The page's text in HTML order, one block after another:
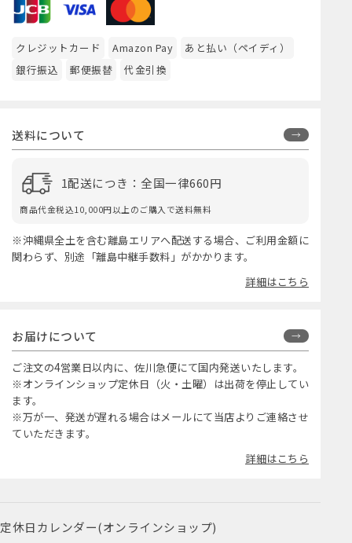
クレジットカード Amazon Pay
あと払い（ペイディ）
銀行振込
郵便振替 代金引換
送料について
1配送につき：全国一律660円
商品代金税込10,000円以上のご購入で送料無料
※沖縄県全土を含む離島エリアへ配送する場合、ご利用金額に
関わらず、別途「離島中継手数料」がかかります。
詳細はこちら
お届けについて
ご注文の4営業日以内に、佐川急便にて国内発送いたします。
※オンラインショップ定休日（火・土曜）は出荷を停止してい
ます。
※万が一、発送が遅れる場合はメールにて当店よりご連絡させ
ていただきます。
詳細はこちら
定休日カレンダー(オンラインショップ)